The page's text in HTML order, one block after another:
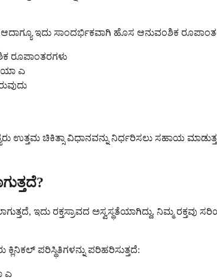
ಇದು ಸಾಂದರ್ಭಿಕವಾಗಿ ಹೊಸ ಆನುವಂಶಿಕ
ರೂಪಾಂತರಗಳು
ಎ
ಉತ್ತಮ ಚಿಕಿತ್ಸಾ ವಿಧಾನವನ್ನು ನಿರ್ಧರಿಸಲು ಸಹಾಯ
ಇದು ರಕ್ತಸ್ರಾವದ ಅಸ್ವಸ್ಥತೆಯಾಗಿದ್ದು, ನಿಮ್ಮ ರಕ್ತವು
ಪರಿಸ್ಥಿತಿಗಳನ್ನು ಪರಿಹರಿಸುತ್ತದೆ:
ಎ